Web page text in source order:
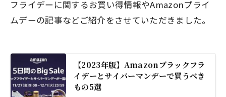
フライデーに関するお買い得情報やAmazonプライ
ムデーの記事などご紹介をさせていただきました。
【2023年版】Amazonブラックフラ
イデーとサイバーマンデーで買うべき
もの5選